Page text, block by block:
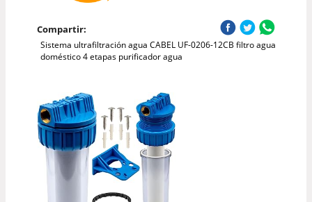
Compartir:
Sistema ultrafiltración agua CABEL UF-0206-12CB filtro agua
doméstico 4 etapas purificador agua